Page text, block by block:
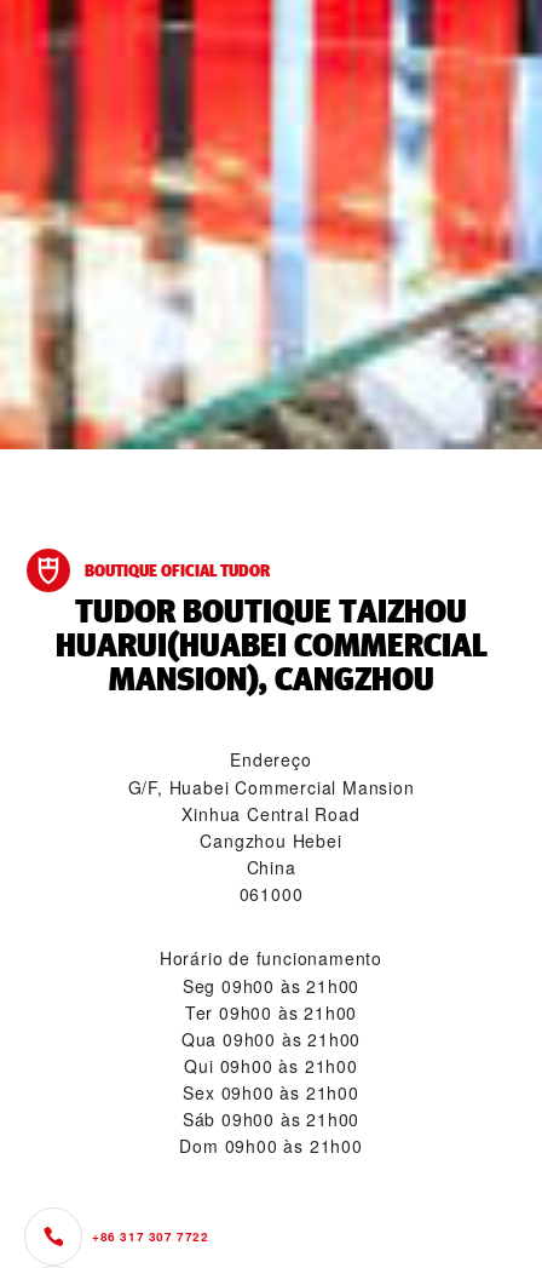
BOUTIQUE OFICIAL TUDOR
‭TUDOR BOUTIQUE TAIZHOU
HUARUI(HUABEI COMMERCIAL
MANSION), CANGZHOU‬
Endereço
G/F, Huabei Commercial Mansion
Xinhua Central Road
Cangzhou Hebei
China
061000
Horário de funcionamento
Seg 09h00 às 21h00
Ter 09h00 às 21h00
Qua 09h00 às 21h00
Qui 09h00 às 21h00
Sex 09h00 às 21h00
Sáb 09h00 às 21h00
Dom 09h00 às 21h00
+86 317 307 7722